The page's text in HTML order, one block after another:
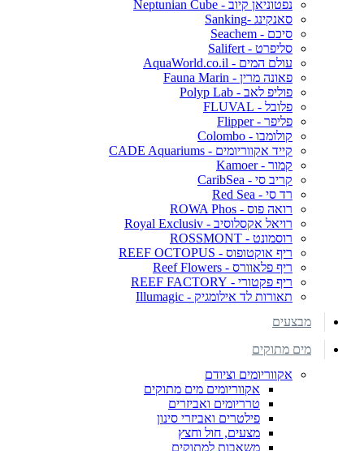
נפטוניאן קיוב - Neptunian Cube
סאנקינג -Sanking
סיכם - Seachem
סליפרט - Salifert
עולם המים - AquaWorld.co.il
פאונה מרין - Fauna Marin
פוליפ לאב - Polyp Lab
פלובל - FLUVAL
פליפר - Flipper
קולומבו - Colombo
קייד אקווריומים - CADE Aquariums
קמור - Kamoer
קריב סי - CaribSea
רד סי - Red Sea
רואה פוס - ROWA Phos
רויאל אקסלוסיב - Royal Exclusiv
רוסמונט - ROSSMONT
ריף אוקטופוס - REEF OCTOPUS
ריף פלאוורס - Reef Flowers
ריף פקטורי - REEF FACTORY
תאורות לד אילומגיק - Illumagic
מבצעים
מים מתוקים
אקווריומים וציודם
אקווריומים מים מתוקים
טרריומים ואביזרים
פילטרים ואביזרי סינון
מצעים, חול וחצץ
משאבות למתוקים